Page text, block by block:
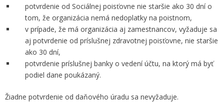
potvrdenie od Sociálnej poisťovne nie staršie ako 30 dní o
tom, že organizácia nemá nedoplatky na poistnom,
v prípade, že má organizácia aj zamestnancov, vyžaduje sa
aj potvrdenie od príslušnej zdravotnej poisťovne, nie staršie
ako 30 dní,
potvrdenie príslušnej banky o vedení účtu, na ktorý má byť
podiel dane poukázaný.
Žiadne potvrdenie od daňového úradu sa nevyžaduje.